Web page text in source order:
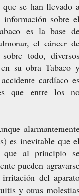
que se han llevado a
sobre el
es la base de
el cáncer de
todo, diversos
su obra Tabaco y
cardíaco es
que entre los no
alarmantemente
es inevitable que el
que al principio se
pueden agravarse
del aparato
y otras molestias